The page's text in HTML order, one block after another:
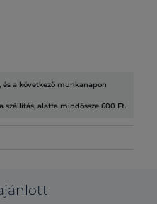
és a következő munkanapon
szállítás, alatta mindössze 600 Ft.